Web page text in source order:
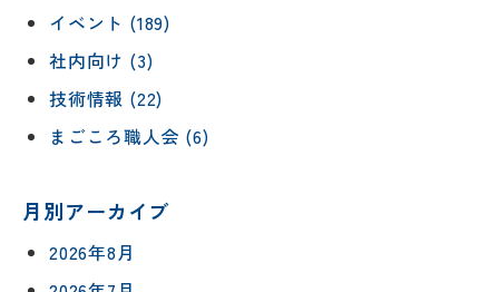
イベント (189)
社内向け (3)
技術情報 (22)
まごころ職人会 (6)
月別アーカイブ
2026年8月